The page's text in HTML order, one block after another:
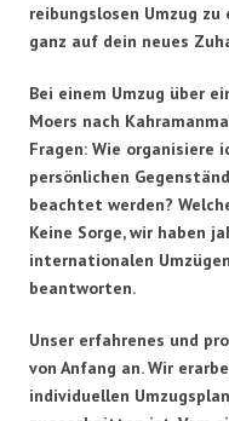
reibungslosen Umzug
ganz auf dein neues
Bei einem Umzug über
Moers nach
Fragen: Wie organisiere
persönlichen
beachtet werden?
Keine Sorge, wir haben
internationalen
beantworten.
Unser erfahrenes und
von Anfang an. Wir
individuellen